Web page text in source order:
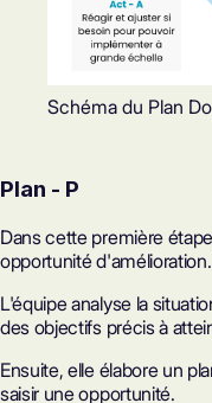
Schéma du Plan
Plan - P
Dans cette première
opportunité d'amélioration.
L'équipe analyse la
des objectifs précis à
Ensuite, elle élabore un
saisir une opportunité.